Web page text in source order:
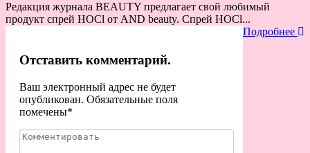
Редакция журнала BEAUTY предлагает свой любимый
продукт спрей HOCl от AND beauty. Спрей HOCl...
Подробнее
Отставить комментарий.
Ваш электронный адрес не будет
опубликован. Обязательные поля
помечены*